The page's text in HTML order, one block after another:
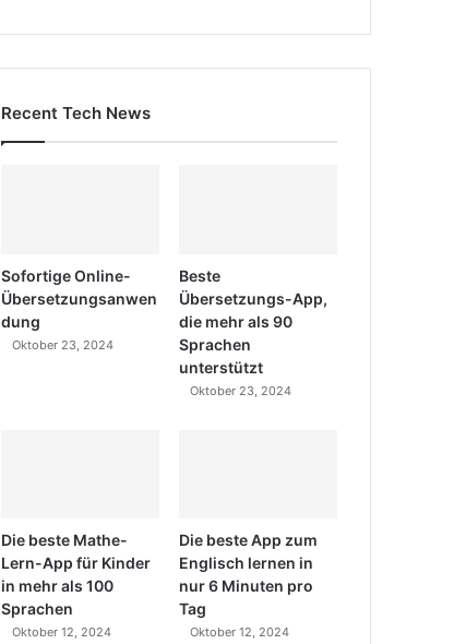
Recent Tech News
Sofortige Online-
Übersetzungsanwen
dung
Oktober 23, 2024
Beste
Übersetzungs-App,
die mehr als 90
Sprachen
unterstützt
Oktober 23, 2024
Die beste Mathe-
Lern-App für Kinder
in mehr als 100
Sprachen
Oktober 12, 2024
Die beste App zum
Englisch lernen in
nur 6 Minuten pro
Tag
Oktober 12, 2024